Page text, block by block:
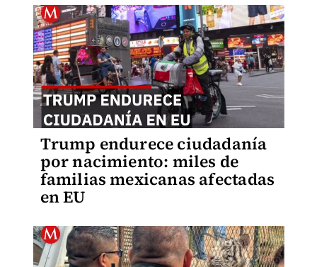
Trump endurece ciudadanía
por nacimiento: miles de
familias mexicanas afectadas
en EU